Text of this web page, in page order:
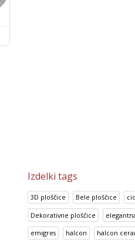
Izdelki tags
3D ploščice Bele ploščice
Dekorativne ploščice
emigres halcon halcon